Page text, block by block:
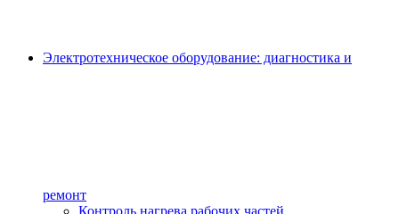
Электротехническое оборудование: диагностика и
ремонт
Контроль нагрева рабочих частей